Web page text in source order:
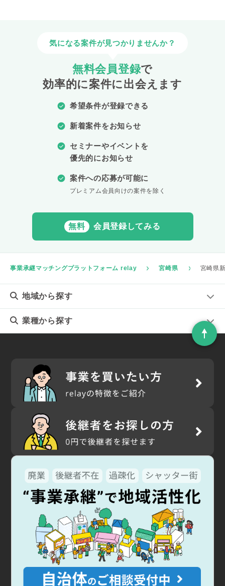
気になる案件が見つかりませんか？
無料会員登録で
効率的に案件に出会えます
希望条件が登録できる
新着案件をお知らせ
セミナーやイベントを
優先的にお知らせ
案件への応募が可能に
プレミアム会員向けの案件を除く
無料 会員登録してみる
事業承継マッチングプラットフォーム relay 宮崎県 宮崎県
地域から探す
業種から探す